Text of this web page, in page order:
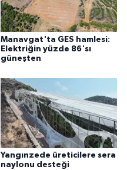
Manavgat'ta GES hamlesi:
Elektriğin yüzde 86'sı
güneşten
Yangınzede üreticilere sera
naylonu desteği